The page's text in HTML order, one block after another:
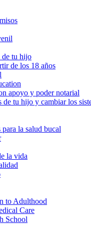
de tu hijo
de los 18 años
apoyo y poder notarial
de tu hijo y cambiar los
la salud bucal
la vida
to Adulthood
Care
School